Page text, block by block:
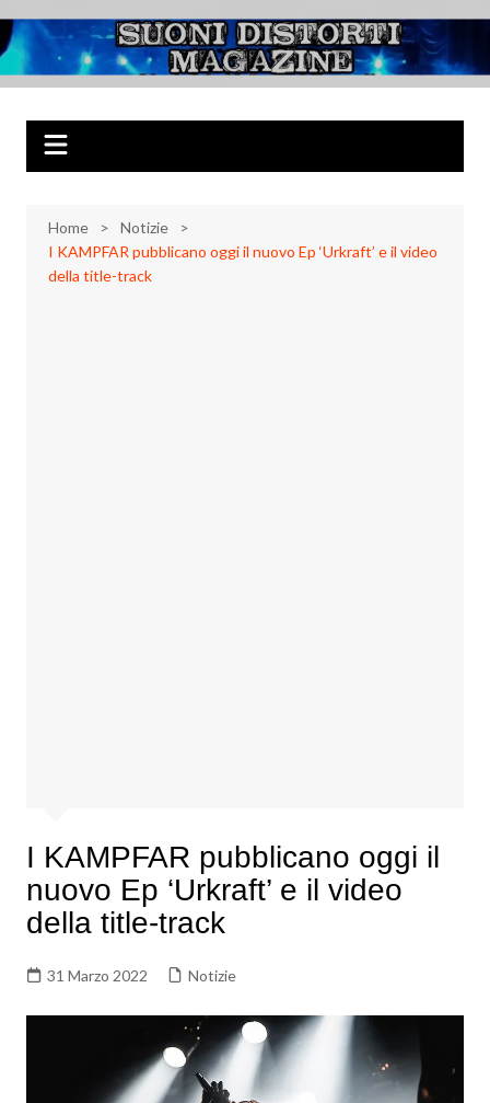
al
contenuto
Suoni Distorti
Magazine
Musica Rock, Metal, Punk e varie sonorità alternative
Home
Notizie
I KAMPFAR pubblicano oggi il nuovo Ep ‘Urkraft’ e il video
della title-track
I KAMPFAR pubblicano oggi il
nuovo Ep ‘Urkraft’ e il video
della title-track
31 Marzo 2022 Notizie